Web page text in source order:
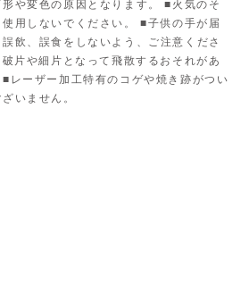
や変色の原因となります。 ■火気のそ
用しないでください。 ■子供の手が届
飲、誤食をしないよう、ご注意くださ
片や細片となって飛散するおそれがあ
レーザー加工特有のコゲや焼き跡がつい
いません。